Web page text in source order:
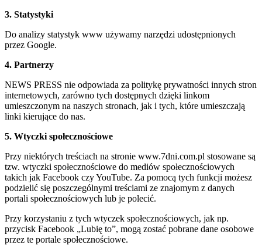
3. Statystyki
Do analizy statystyk www używamy narzędzi udostępnionych
przez Google.
4. Partnerzy
NEWS PRESS nie odpowiada za politykę prywatności innych stron
internetowych, zarówno tych dostępnych dzięki linkom
umieszczonym na naszych stronach, jak i tych, które umieszczają
linki kierujące do nas.
5. Wtyczki społecznościowe
Przy niektórych treściach na stronie www.7dni.com.pl stosowane są
tzw. wtyczki społecznościowe do mediów społecznościowych
takich jak Facebook czy YouTube. Za pomocą tych funkcji możesz
podzielić się poszczególnymi treściami ze znajomym z danych
portali społecznościowych lub je polecić.
Przy korzystaniu z tych wtyczek społecznościowych, jak np.
przycisk Facebook „Lubię to”, mogą zostać pobrane dane osobowe
przez te portale społecznościowe.